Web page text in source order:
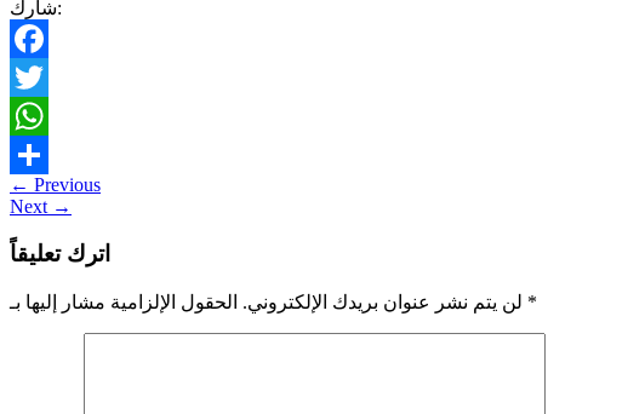
شارك:
Facebook
Twitter
WhatsApp
Share
← Previous
Next →
اترك تعليقاً
لن يتم نشر عنوان بريدك الإلكتروني. *